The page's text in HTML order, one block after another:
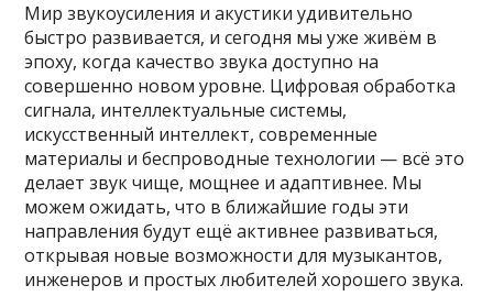
Мир звукоусиления и акустики удивительно
быстро развивается, и сегодня мы уже живём в
эпоху, когда качество звука доступно на
совершенно новом уровне. Цифровая обработка
сигнала, интеллектуальные системы,
искусственный интеллект, современные
материалы и беспроводные технологии — всё это
делает звук чище, мощнее и адаптивнее. Мы
можем ожидать, что в ближайшие годы эти
направления будут ещё активнее развиваться,
открывая новые возможности для музыкантов,
инженеров и простых любителей хорошего звука.